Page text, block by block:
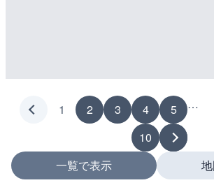
1 2 3 4 5 …
10
一覧で表示